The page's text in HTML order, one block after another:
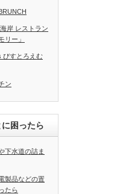
岸 レストラン
リー」
びすとろえむ
ン
困ったら
下水道の詰ま
製品などの置
たら